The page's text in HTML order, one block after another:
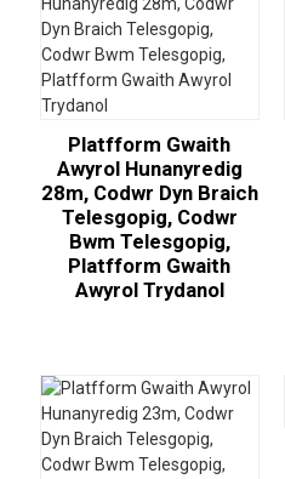
Platfform Gwaith
Awyrol Hunanyredig
28m, Codwr Dyn Braich
Telesgopig, Codwr
Bwm Telesgopig,
Platfform Gwaith
Awyrol Trydanol